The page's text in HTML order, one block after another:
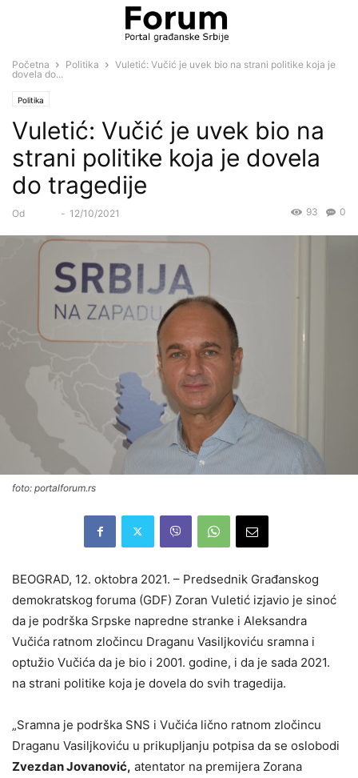
Početna Politika
Vuletić: Vučić je uvek bio na strani politike koja je
dovela do...
Politika
Vuletić: Vučić je uvek bio na
strani politike koja je dovela
do tragedije
Od - 12/10/2021 0
93
foto: portalforum.rs
BEOGRAD, 12. oktobra 2021. – Predsednik Građanskog
demokratskog foruma (GDF) Zoran Vuletić izjavio je sinoć
da je podrška Srpske napredne stranke i Aleksandra
Vučića ratnom zločincu Draganu Vasiljkoviću sramna i
optužio Vučića da je bio i 2001. godine, i da je sada 2021.
na strani politike koja je dovela do svih tragedija.
„Sramna je podrška SNS i Vučića lično ratnom zločincu
Draganu Vasiljkoviću u prikupljanju potpisa da se oslobodi
Zvezdan Jovanović, atentator na premijera Zorana